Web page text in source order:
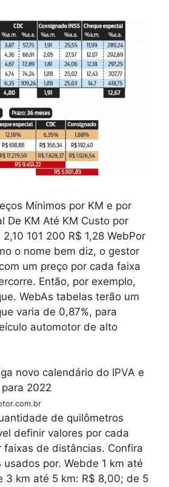
Mínimos por KM e por
De KM Até KM Custo por
101 200 R$ 1,28 WebPor
o nome bem diz, o gestor
um preço por cada faixa
Então, por exemplo,
WebAs tabelas terão um
varia de 0,87%, para
automotor de alto
de quilômetros
definir valores por cada
faixas de distâncias. Confira
por. Webde 1 km até
3 km até 5 km: R$ 8,00; de 5